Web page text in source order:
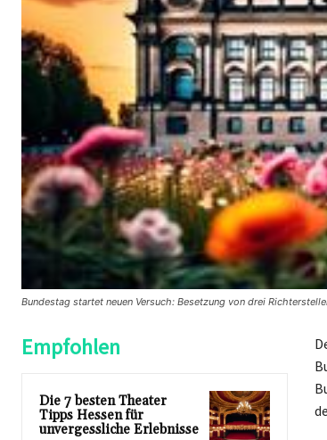
Bundestag startet neuen Versuch: Besetzung von drei
Empfohlen
Die 7 besten Theater
Tipps Hessen für
unvergessliche Erlebnisse